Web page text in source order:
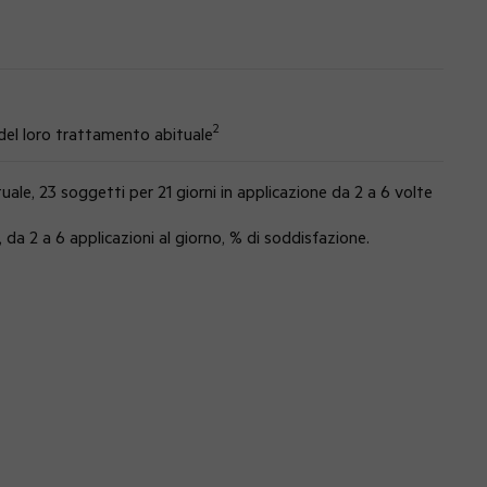
loro trattamento abituale2
23 soggetti per 21 giorni in applicazione da 2 a 6 volte
2 a 6 applicazioni al giorno, % di soddisfazione.